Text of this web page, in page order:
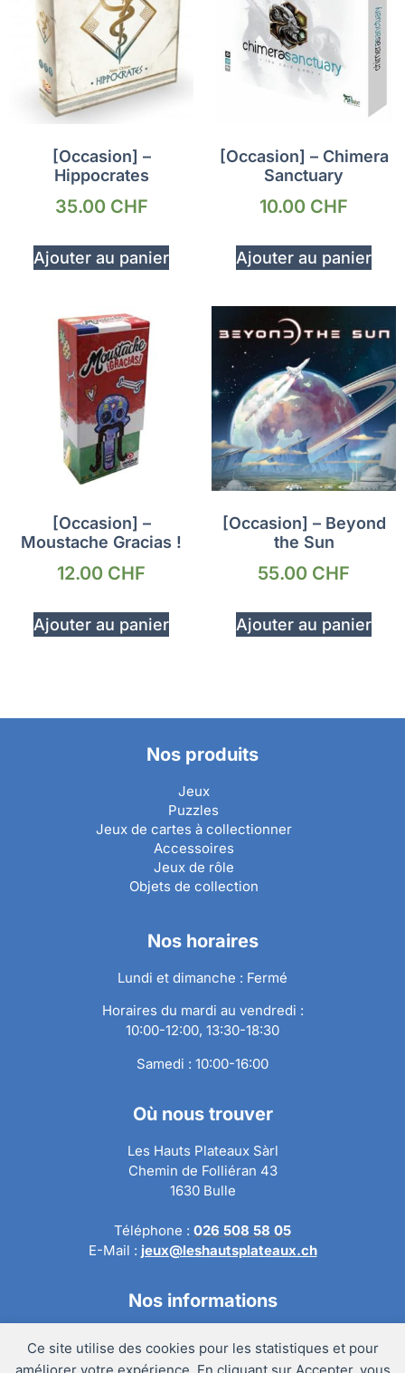
Ce site utilise des cookies pour les statistiques et pour
[Occasion] –
Hippocrates
35.00 CHF
Ajouter au panier
[Occasion] – Chimera
Sanctuary
10.00 CHF
Ajouter au panier
[Occasion] –
Moustache Gracias !
12.00 CHF
Ajouter au panier
[Occasion] – Beyond
the Sun
55.00 CHF
Ajouter au panier
Nos produits
Jeux
Puzzles
Jeux de cartes à collectionner
Accessoires
Jeux de rôle
Objets de collection
Nos horaires
Lundi et dimanche : Fermé
Horaires du mardi au vendredi :
10:00-12:00, 13:30-18:30
Samedi : 10:00-16:00
Où nous trouver
Les Hauts Plateaux Sàrl
Chemin de Folliéran 43
1630 Bulle
Téléphone : 026 508 58 05
E-Mail : jeux@leshautsplateaux.ch
Nos informations
Politique de confidentialité